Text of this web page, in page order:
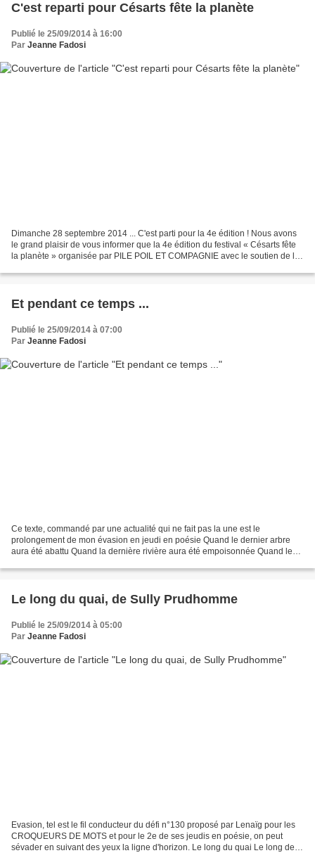
C'est reparti pour Césarts fête la planète
Publié le 25/09/2014 à 16:00
Par Jeanne Fadosi
Dimanche 28 septembre 2014 ... C'est parti pour la 4e édition ! Nous avons
le grand plaisir de vous informer que la 4e édition du festival « Césarts fête
la planète » organisée par PILE POIL ET COMPAGNIE avec le soutien de la
Et pendant ce temps ...
Publié le 25/09/2014 à 07:00
Par Jeanne Fadosi
Ce texte, commandé par une actualité qui ne fait pas la une est le
prolongement de mon évasion en jeudi en poésie Quand le dernier arbre
aura été abattu Quand la dernière rivière aura été empoisonnée Quand le
Le long du quai, de Sully Prudhomme
Publié le 25/09/2014 à 05:00
Par Jeanne Fadosi
Evasion, tel est le fil conducteur du défi n°130 proposé par Lenaïg pour les
CROQUEURS DE MOTS et pour le 2e de ses jeudis en poésie, on peut
sévader en suivant des yeux la ligne d'horizon. Le long du quai Le long des